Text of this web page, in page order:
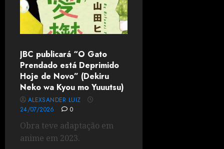
JBC publicará “O Gato
Prendado está Deprimido
Hoje de Novo” (Dekiru
Neko wa Kyou mo Yuuutsu)
ALEXSANDER LUIZ
24/07/2026
0
Obra teve adaptação em
anime em 2023.